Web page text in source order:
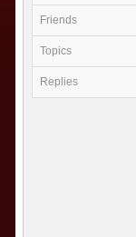
Friends
Topics
Replies